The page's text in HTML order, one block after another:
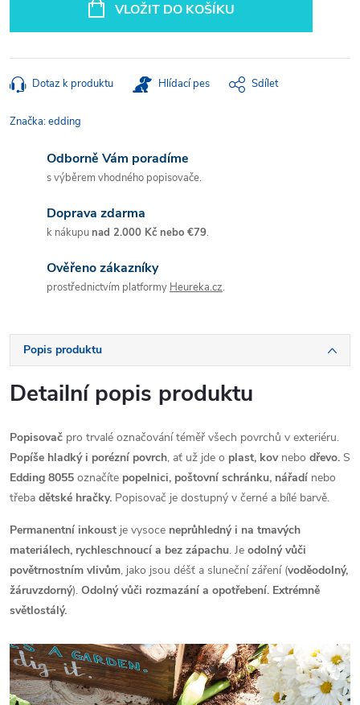
VLOŽIT DO KOŠÍKU
Dotaz k produktu Hlídací pes Sdílet
Značka:edding
Odborně Vám poradíme
s výběrem vhodného popisovače.
Doprava zdarma
k nákupunad 2.000 Kč nebo €79.
Ověřeno zákazníky
prostřednictvím platformy Heureka.cz.
Popis produktu
Detailní popis produktu
Popisovač pro trvalé označování téměř všech povrchů v exteriéru.
Popíše hladký i porézní povrch, ať už jde o plast, kovnebo dřevo. S
Edding 8055 označíte popelnici, poštovní schránku, nářadí nebo
třeba dětské hračky. Popisovač je dostupný v černé a bílé barvě.
Permanentní inkoust je vysoce neprůhledný i na tmavých
materiálech, rychleschnoucí a bez zápachu. Je odolný vůči
povětrnostním vlivům, jako jsou déšť a sluneční záření (voděodolný,
žáruvzdorný). Odolný vůči rozmazání a opotřebení. Extrémně
světlostálý.